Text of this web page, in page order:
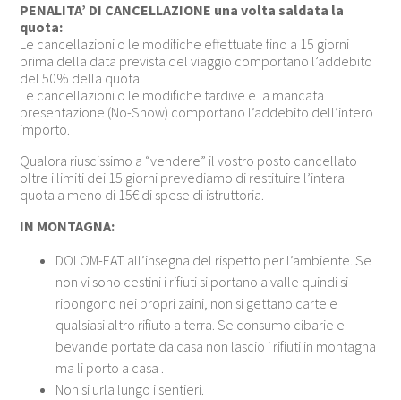
PENALITA’ DI CANCELLAZIONE una volta saldata la
quota:
Le cancellazioni o le modifiche effettuate fino a 15 giorni
prima della data prevista del viaggio comportano l’addebito
del 50% della quota.
Le cancellazioni o le modifiche tardive e la mancata
presentazione (No-Show) comportano l’addebito dell’intero
importo.
Qualora riuscissimo a “vendere” il vostro posto cancellato
oltre i limiti dei 15 giorni prevediamo di restituire l’intera
quota a meno di 15€ di spese di istruttoria.
IN MONTAGNA:
DOLOM-EAT all’insegna del rispetto per l’ambiente. Se
non vi sono cestini i rifiuti si portano a valle quindi si
ripongono nei propri zaini, non si gettano carte e
qualsiasi altro rifiuto a terra. Se consumo cibarie e
bevande portate da casa non lascio i rifiuti in montagna
ma li porto a casa .
Non si urla lungo i sentieri.